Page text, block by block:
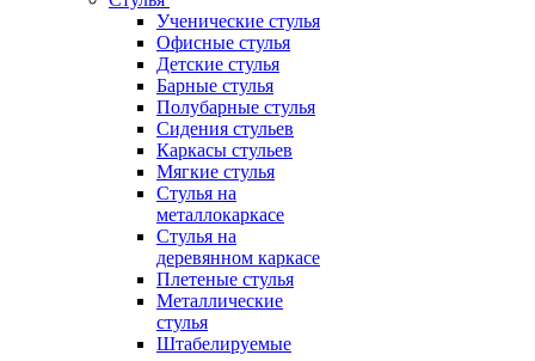
Ученические стулья
Офисные стулья
Детские стулья
Барные стулья
Полубарные стулья
Сидения стульев
Каркасы стульев
Мягкие стулья
Стулья на
металлокаркасе
Стулья на
деревянном каркасе
Плетеные стулья
Металлические
стулья
Штабелируемые